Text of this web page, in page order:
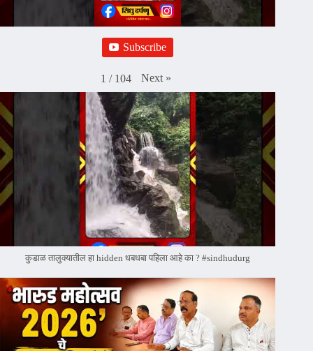
Subscribe
1 / 104 Next »
कुडाळ तालुक्यातील हा hidden धबधबा पहिला आहे का ? #sindhudurg